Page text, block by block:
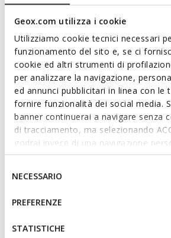
Geox.com utilizza i cookie
Utilizziamo cookie tecnici necessari
funzionamento del sito e, se ci
cookie ed altri strumenti di
per analizzare la navigazione,
ed annunci pubblicitari in linea con le
fornire funzionalità dei social media.
banner continuerai a navigare senza
di tracciamento, ma selezionando
godrai invece di una navigazione
base dei tuoi gusti ed interessi.
IMPOSTAZIONI potrai anche
altri strumenti di tracciamento
informazioni o per modificare in
tue impostazioni, visita la nostra
del
consenso
NECESSARIO
PREFERENZE
STATISTICHE
unfussy black version boasts an elegant
that is packed with impeccable
complete comfort. Recanati is the latest
repertoire and rests on a leather outsole
waterproofness and natural breathability.
ITEM CODE:
U55HVD00043C9999
Read more
Features
Quick and easy to put on
Slip-on design allows you to slide
Technologies